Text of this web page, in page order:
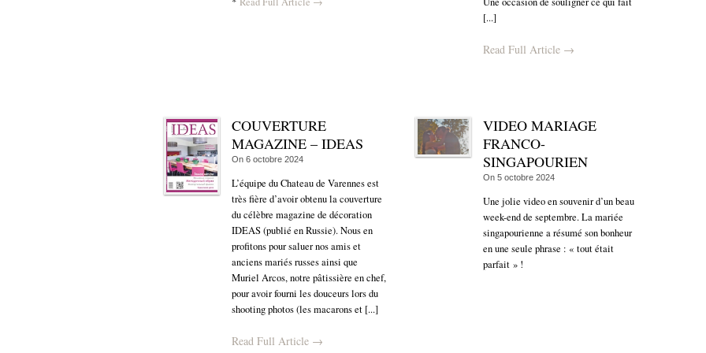
[...]
Read Full Article →
COUVERTURE
MAGAZINE – IDEAS
On 6 octobre 2024
L’équipe du Chateau de Varennes est
très fière d’avoir obtenu la couverture
du célèbre magazine de décoration
IDEAS (publié en Russie). Nous en
profitons pour saluer nos amis et
anciens mariés russes ainsi que
Muriel Arcos, notre pâtissière en chef,
pour avoir fourni les douceurs lors du
shooting photos (les macarons et [...]
Read Full Article →
VIDEO MARIAGE
FRANCO-
SINGAPOURIEN
On5 octobre 2024
Une jolie video en souvenir d’un beau
week-end de septembre. La mariée
singapourienne a résumé son bonheur
en une seule phrase : « tout était
parfait » !